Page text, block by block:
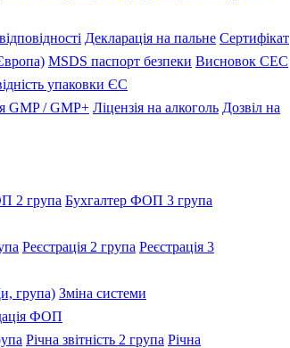
Декларація на пальне Сертифікат
MSDS паспорт безпеки Висновок СЕС
упаковки ЄС
GMP / GMP+ Ліцензія на алкоголь Дозвіл на
2 група Бухгалтер ФОП 3 група
Реєстрація 2 група Реєстрація 3
група) Зміна системи
ФОП
Річна звітність 2 група Річна